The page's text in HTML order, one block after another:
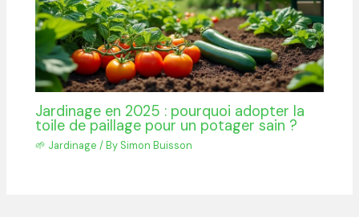
Jardinage en 2025 : pourquoi adopter la
toile de paillage pour un potager sain ?
🌱 Jardinage / By Simon Buisson